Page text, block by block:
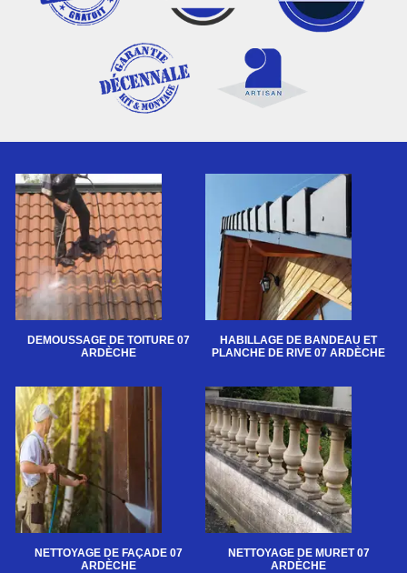
DEMOUSSAGE DE TOITURE 07
ARDÈCHE
HABILLAGE DE BANDEAU ET
PLANCHE DE RIVE 07 ARDÈCHE
NETTOYAGE DE FAÇADE 07
ARDÈCHE
NETTOYAGE DE MURET 07
ARDÈCHE